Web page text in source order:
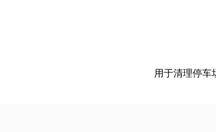
用于清理停车